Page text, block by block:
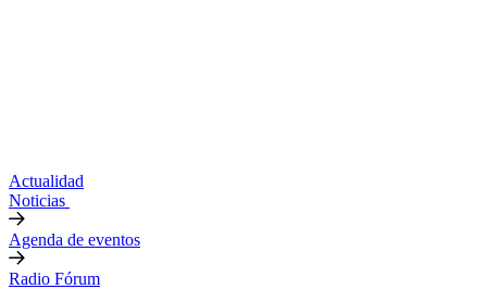
Actualidad
Noticias
Agenda de eventos
Radio Fórum